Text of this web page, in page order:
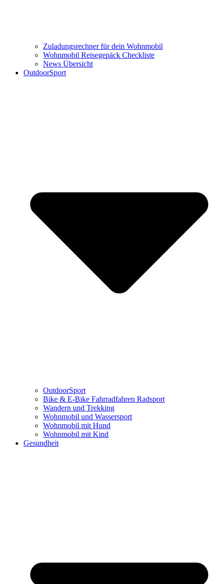
Zuladungsrechner für dein Wohnmobil
Wohnmobil Reisegepäck Checkliste
News Übersicht
OutdoorSport
OutdoorSport
Bike & E-Bike Fahrradfahren Radsport
Wandern und Trekking
Wohnmobil und Wassersport
Wohnmobil mit Hund
Wohnmobil mit Kind
Gesundheit